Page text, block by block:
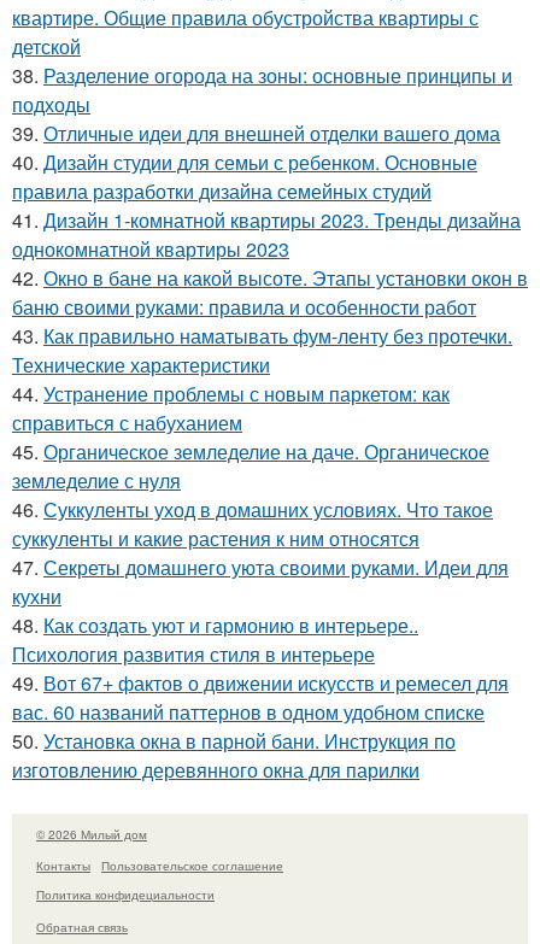
квартире. Общие правила обустройства квартиры с
детской
38. Разделение огорода на зоны: основные принципы и
подходы
39. Отличные идеи для внешней отделки вашего дома
40. Дизайн студии для семьи с ребенком. Основные
правила разработки дизайна семейных студий
41. Дизайн 1-комнатной квартиры 2023. Тренды дизайна
однокомнатной квартиры 2023
42. Окно в бане на какой высоте. Этапы установки окон в
баню своими руками: правила и особенности работ
43. Как правильно наматывать фум-ленту без протечки.
Технические характеристики
44. Устранение проблемы с новым паркетом: как
справиться с набуханием
45. Органическое земледелие на даче. Органическое
земледелие с нуля
46. Суккуленты уход в домашних условиях. Что такое
суккуленты и какие растения к ним относятся
47. Секреты домашнего уюта своими руками. Идеи для
кухни
48. Как создать уют и гармонию в интерьере..
Психология развития стиля в интерьере
49. Вот 67+ фактов о движении искусств и ремесел для
вас. 60 названий паттернов в одном удобном списке
50. Установка окна в парной бани. Инструкция по
изготовлению деревянного окна для парилки
© 2026 Милый дом
Контакты
Пользовательское соглашение
Политика конфидециальности
Обратная связь